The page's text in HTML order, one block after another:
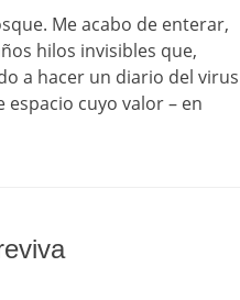
Me acabo de enterar,
hilos invisibles que,
a hacer un diario del virus
espacio cuyo valor – en